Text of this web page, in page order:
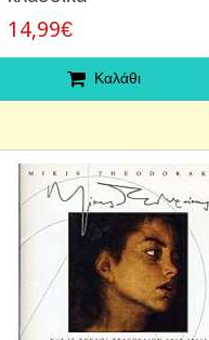
14,99€
Καλάθι